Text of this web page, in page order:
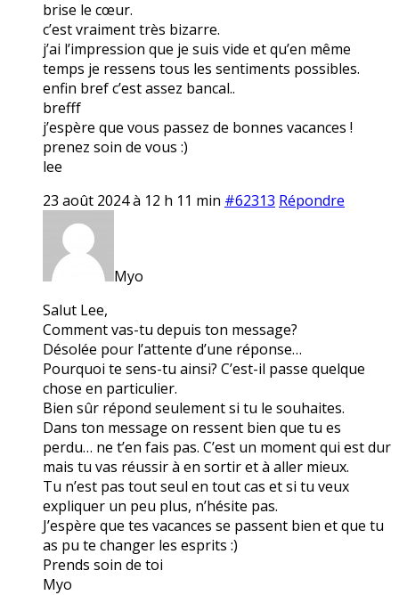
brise le cœur.
c’est vraiment très bizarre.
j’ai l’impression que je suis vide et qu’en même
temps je ressens tous les sentiments possibles.
enfin bref c’est assez bancal..
brefff
j’espère que vous passez de bonnes vacances !
prenez soin de vous :)
lee
23 août 2024 à 12 h 11 min #62313 Répondre
Myo
Salut Lee,
Comment vas-tu depuis ton message?
Désolée pour l’attente d’une réponse…
Pourquoi te sens-tu ainsi? C’est-il passe quelque
chose en particulier.
Bien sûr répond seulement si tu le souhaites.
Dans ton message on ressent bien que tu es
perdu… ne t’en fais pas. C’est un moment qui est dur
mais tu vas réussir à en sortir et à aller mieux.
Tu n’est pas tout seul en tout cas et si tu veux
expliquer un peu plus, n’hésite pas.
J’espère que tes vacances se passent bien et que tu
as pu te changer les esprits :)
Prends soin de toi
Myo